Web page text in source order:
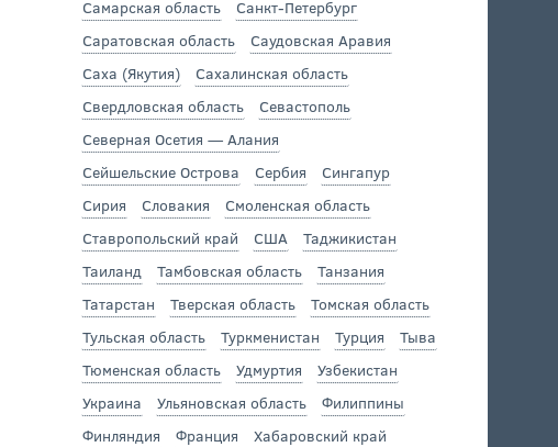
Самарская область
Санкт-Петербург
Саратовская область
Саудовская Аравия
Саха (Якутия)
Сахалинская область
Свердловская область
Севастополь
Северная Осетия — Алания
Сейшельские Острова
Сербия
Сингапур
Сирия
Словакия
Смоленская область
Ставропольский край
США
Таджикистан
Таиланд
Тамбовская область
Танзания
Татарстан
Тверская область
Томская область
Тульская область
Туркменистан Турция
Тыва
Тюменская область
Удмуртия
Узбекистан
Украина
Ульяновская область
Филиппины
Финляндия
Франция
Хабаровский край